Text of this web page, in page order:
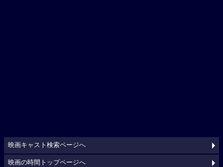
映画キャスト検索ページへ
映画の時間トップページへ